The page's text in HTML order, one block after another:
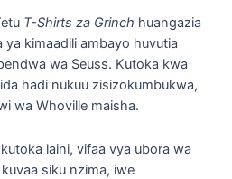
T-Shirts za Grinch huangazia
kimaadili ambayo huvutia
wa Seuss. Kutoka kwa
hadi nukuu zisizokumbukwa,
wa Whoville maisha.
laini, vifaa vya ubora wa
siku nzima, iwe